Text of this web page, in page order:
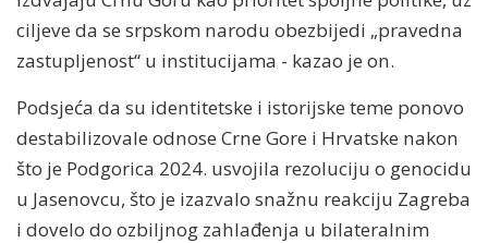
ciljeve da se srpskom narodu obezbijedi „pravedna
zastupljenost“ u institucijama - kazao je on.
Podsjeća da su identitetske i istorijske teme ponovo
destabilizovale odnose Crne Gore i Hrvatske nakon
što je Podgorica 2024. usvojila rezoluciju o genocidu
u Jasenovcu, što je izazvalo snažnu reakciju Zagreba
i dovelo do ozbiljnog zahlađenja u bilateralnim